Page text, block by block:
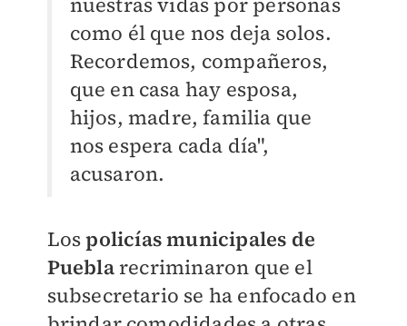
como él que nos deja solos.
Recordemos, compañeros,
que en casa hay esposa,
hijos, madre, familia que
nos espera cada día",
acusaron.
Lospolicías municipales de
Pueblarecriminaron que el
subsecretario se ha enfocado en